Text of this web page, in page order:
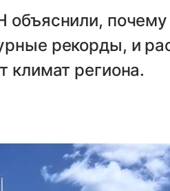
объяснили,
рекорды, и
климат региона.